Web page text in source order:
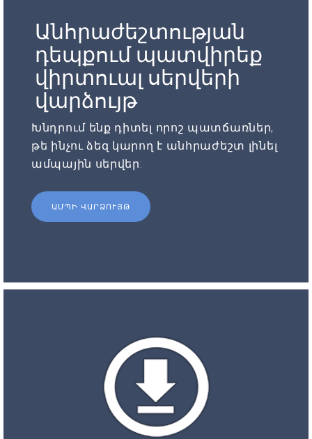
Անհրաժեշտության
դեպքում պատվիրեք
վիրտուալ սերվերի
վարձույթ
Խնդրում ենք դիտել որոշ պատճառներ,
թե ինչու ձեզ կարող է անհրաժեշտ լինել
ամպային սերվեր:
ԱՄՊԻ ՎԱՐՁՈՒՅԹ